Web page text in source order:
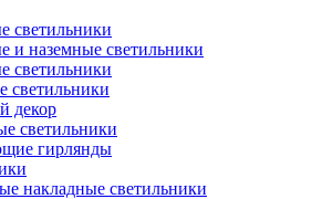
светильники
и наземные светильники
светильники
светильники
декор
светильники
гирлянды
накладные светильники